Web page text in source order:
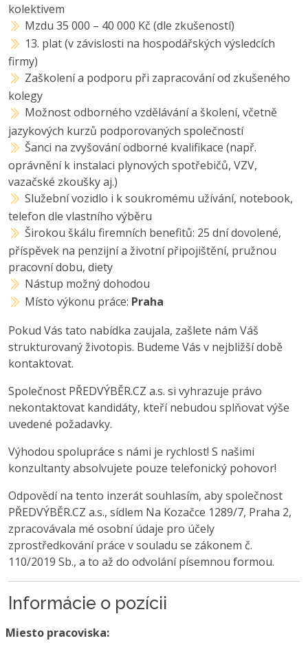
kolektivem
Mzdu 35 000 – 40 000 Kč (dle zkušeností)
13. plat (v závislosti na hospodářských výsledcích
firmy)
Zaškolení a podporu při zapracování od zkušeného
kolegy
Možnost odborného vzdělávání a školení, včetně
jazykových kurzů podporovaných společností
Šanci na zvyšování odborné kvalifikace (např.
oprávnění k instalaci plynových spotřebičů, VZV,
vazačské zkoušky aj.)
Služební vozidlo i k soukromému užívání, notebook,
telefon dle vlastního výběru
Širokou škálu firemních benefitů: 25 dní dovolené,
příspěvek na penzijní a životní připojištění, pružnou
pracovní dobu, diety
Nástup možný dohodou
Místo výkonu práce: Praha
Pokud Vás tato nabídka zaujala, zašlete nám Váš
strukturovaný životopis. Budeme Vás v nejbližší době
kontaktovat.
Společnost PŘEDVÝBĚR.CZ a.s. si vyhrazuje právo
nekontaktovat kandidáty, kteří nebudou splňovat výše
uvedené požadavky.
Výhodou spolupráce s námi je rychlost! S našimi
konzultanty absolvujete pouze telefonický pohovor!
Odpovědí na tento inzerát souhlasím, aby společnost
PŘEDVÝBĚR.CZ a.s., sídlem Na Kozačce 1289/7, Praha 2,
zpracovávala mé osobní údaje pro účely
zprostředkování práce v souladu se zákonem č.
110/2019 Sb., a to až do odvolání písemnou formou.
Informácie o pozícii
Miesto pracoviska: